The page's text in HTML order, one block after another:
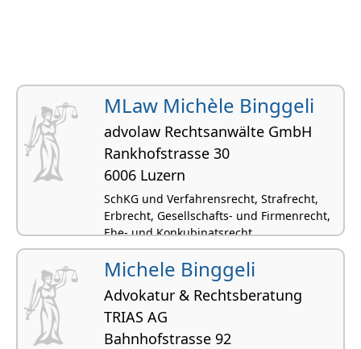
MLaw Michèle Binggeli
advolaw Rechtsanwälte GmbH
Rankhofstrasse 30
6006 Luzern
SchKG und Verfahrensrecht, Strafrecht,
Erbrecht, Gesellschafts- und Firmenrecht,
Ehe- und Konkubinatsrecht
Michele Binggeli
Advokatur & Rechtsberatung
TRIAS AG
Bahnhofstrasse 92